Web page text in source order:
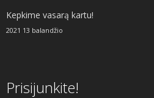
Kepkime vasarą kartu!
2021 13 balandžio
Prisijunkite!